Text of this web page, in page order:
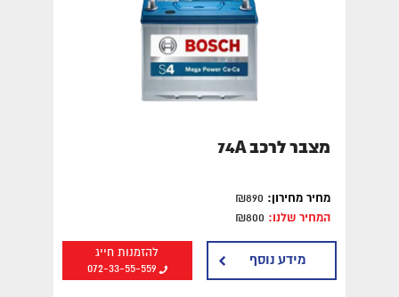
מצבר לרכב 74A
מחיר מחירון:
המחיר שלנו:
להזמנות חייג
072-33-55-559
מידע נוסף